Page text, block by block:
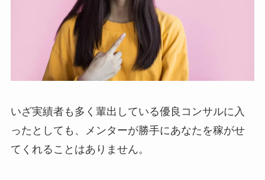
いざ実績者も多く輩出している優良コンサルに入
ったとしても、メンターが勝手にあなたを稼がせ
てくれることはありません。